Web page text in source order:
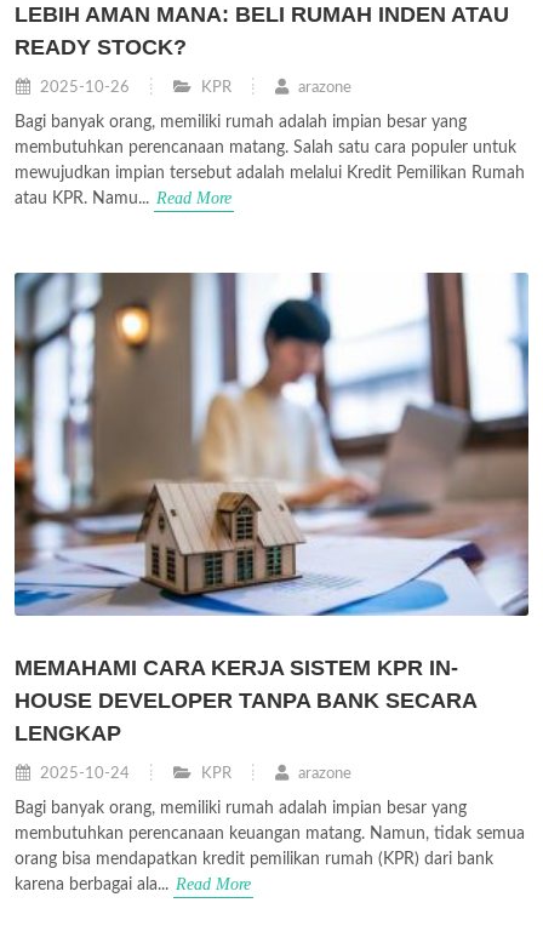
LEBIH AMAN MANA: BELI RUMAH INDEN ATAU
READY STOCK?
2025-10-26 KPR arazone
Bagi banyak orang, memiliki rumah adalah impian besar yang
membutuhkan perencanaan matang. Salah satu cara populer untuk
mewujudkan impian tersebut adalah melalui Kredit Pemilikan Rumah
atau KPR. Namu... Read More
MEMAHAMI CARA KERJA SISTEM KPR IN-
HOUSE DEVELOPER TANPA BANK SECARA
LENGKAP
2025-10-24 KPR arazone
Bagi banyak orang, memiliki rumah adalah impian besar yang
membutuhkan perencanaan keuangan matang. Namun, tidak semua
orang bisa mendapatkan kredit pemilikan rumah (KPR) dari bank
karena berbagai ala... Read More